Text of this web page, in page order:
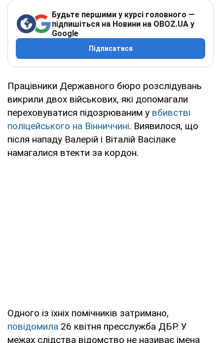
Будьте першими у курсі головного —
підпишіться на Новини на OBOZ.UA у
Google
Підписатися
Працівники Державного бюро розслідувань
викрили двох військових, які допомагали
переховуватися підозрюваним у вбивстві
поліцейського на Вінниччині. Виявилося, що
після нападу Валерій і Віталій Васілаке
намагалися втекти за кордон.
Одного із їхніх помічників затримано,
повідомила 26 квітня пресслужба ДБР. У
межах слідства відомство не називає імена